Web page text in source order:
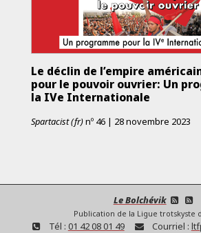
Le déclin de l’empire
pour le pouvoir ouvrier: Un
la IVe Internationale
Spartacist (fr)nº 46 | 28 novembre 2023
Le Bolchévik
Publication de la Ligue trotskyste
Tél : 01 42 08 01 49 Courriel :